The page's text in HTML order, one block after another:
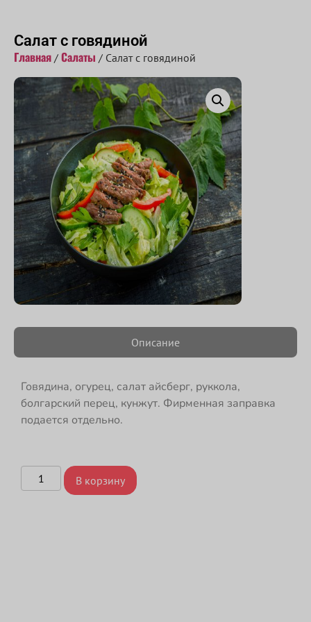
Салат с говядиной
Главная / Салаты / Салат с говядиной
Описание
Говядина, огурец, салат айсберг, руккола,
болгарский перец, кунжут. Фирменная заправка
подается отдельно.
В корзину